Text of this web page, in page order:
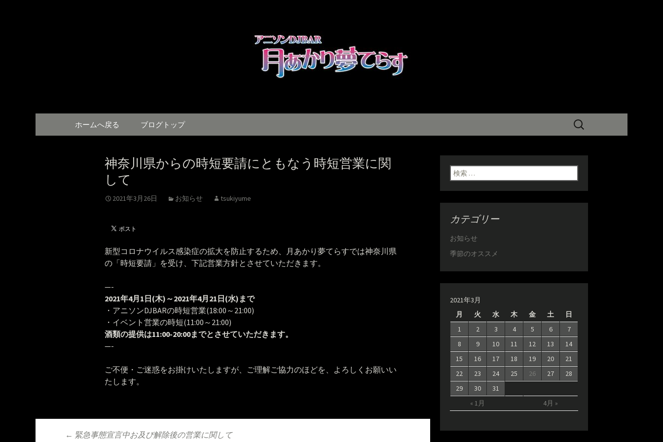
「月あかり夢てらす」のブログ
コンテンツへ移動
ホームへ戻る ブログトップ
検
神奈川県からの時短要請にともなう時短営業に関
して
2021年3月26日 お知らせ tsukiyume
新型コロナウイルス感染症の拡大を防止するため、月あかり夢てらすでは神奈川県
の「時短要請」を受け、下記営業方針とさせていただきます。
—-
2021年4月1日(木)～2021年4月21日(水)まで
・アニソンDJBARの時短営業(18:00～21:00)
・イベント営業の時短(11:00～21:00)
酒類の提供は11:00-20:00までとさせていただきます。
—-
ご不便・ご迷惑をお掛けいたしますが、ご理解ご協力のほどを、よろしくお願いい
たします。
← 緊急事態宣言中お及び解除後の営業に関して
検索:
カテゴリー
お知らせ
季節のオススメ
2021年3月
月
火 水 木 金 土 日
« 1月 4月 »
1 2 3 4 5 6
7
8
9 10 11 12 13
14
15
16 17 18 19 20
21
22
23 24 25 26 27
28
29
30 31